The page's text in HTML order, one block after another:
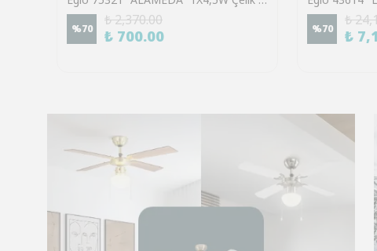
%70
₺ 2,370.00
₺ 700.00 %70
₺
₺